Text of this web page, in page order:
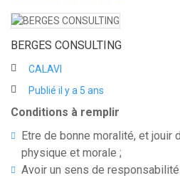
BERGES CONSULTING
CALAVI
Publié il y a 5 ans
Conditions à remplir
Etre de bonne moralité, et jouir
physique et morale ;
Avoir un sens de